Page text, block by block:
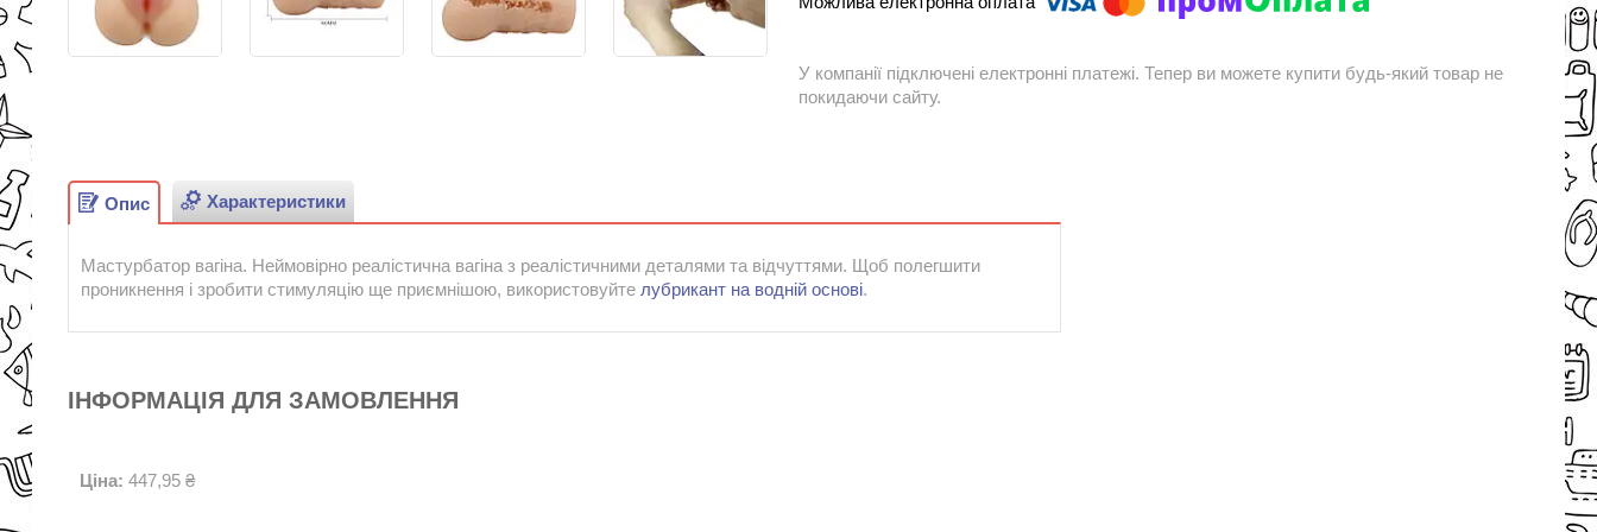
У компанії підключені електронні платежі. Тепер ви можете купити будь-який товар не
покидаючи сайту.
Опис Характеристики
Мастурбатор вагіна. Неймовірно реалістична вагіна з реалістичними деталями та відчуттями. Щоб полегшити
проникнення і зробити стимуляцію ще приємнішою, використовуйте лубрикант на водній основі.
ІНФОРМАЦІЯ ДЛЯ ЗАМОВЛЕННЯ
Ціна: 447,95 ₴